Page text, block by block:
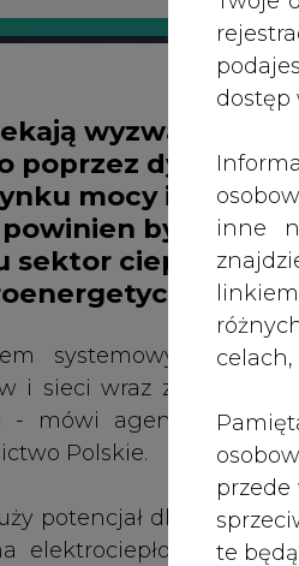
te
nie
więc
i sieci wraz z węzłami
- mówi agencji
potencjał dla rozwoju
elektrociepłowni, a w
Jednocześnie w
unijnymi i
zbiór rekomendacji,
2030.
który
nowa dyrektywa o
budynków. One
źródła odnawialne do
działalności
biznesu - mówi